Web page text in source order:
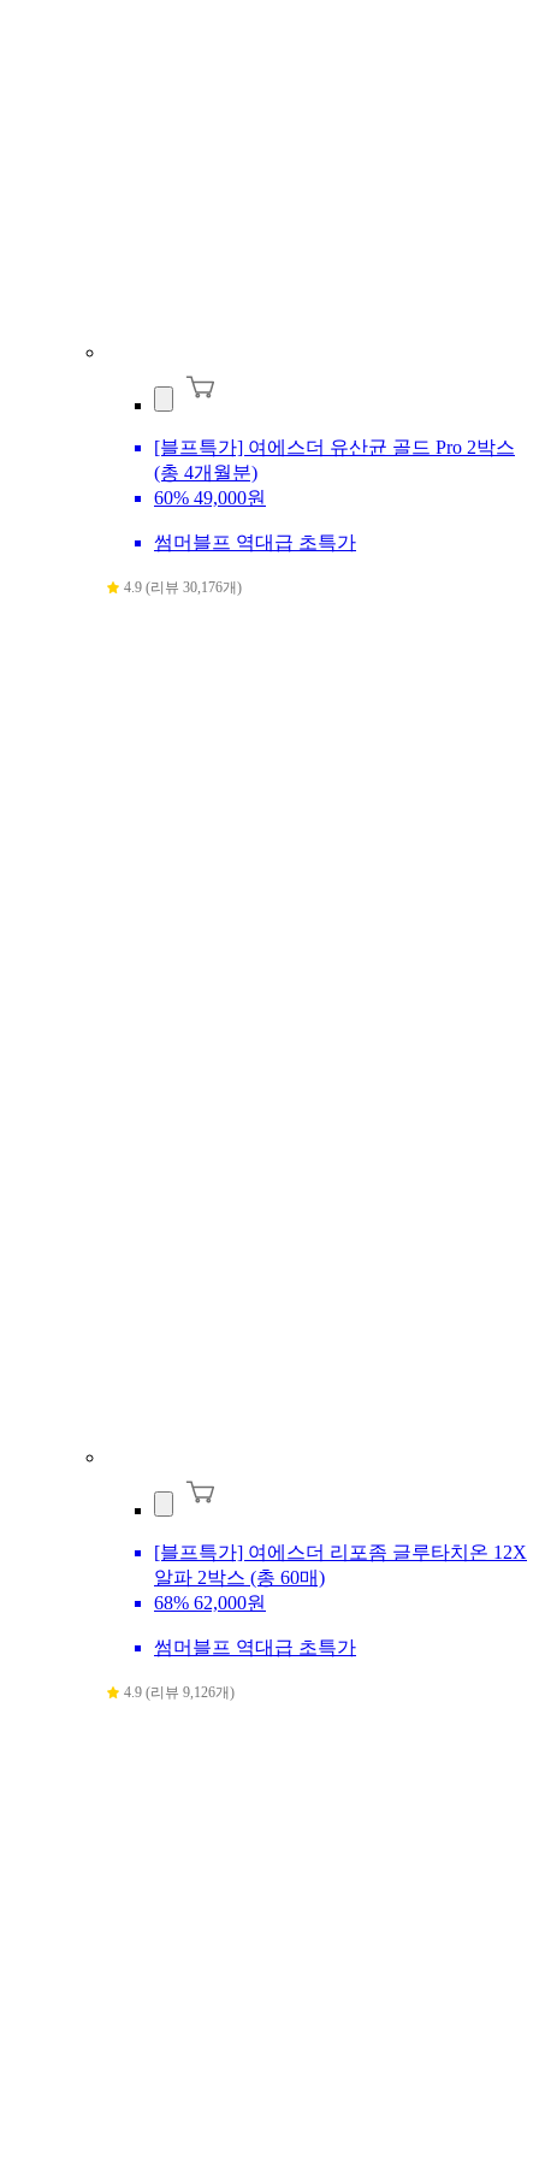
[블프특가] 여에스더 유산균 골드 Pro 2박스
(총 4개월분)
60% 49,000원
썸머블프 역대급 초특가
4.9 (리뷰 30,176개)
[블프특가] 여에스더 리포좀 글루타치온 12X
알파 2박스 (총 60매)
68% 62,000원
썸머블프 역대급 초특가
4.9 (리뷰 9,126개)